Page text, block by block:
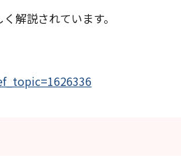
解説されています。